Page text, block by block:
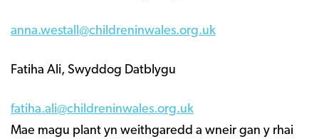
anna.westall@childreninwales.org.uk
Fatiha Ali, Swyddog Datblygu
fatiha.ali@childreninwales.org.uk
Mae magu plant yn weithgaredd a wneir gan y rhai